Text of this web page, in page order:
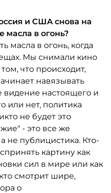
и США снова на
масла в огонь?
масла в огонь, когда
Мы снимали кино
что происходит,
навязывать
видение настоящего и
или нет, политика
не будет это
- это все же
не публицистика. Кто-
картину как
сил в мире или как
смотрит шире,
о